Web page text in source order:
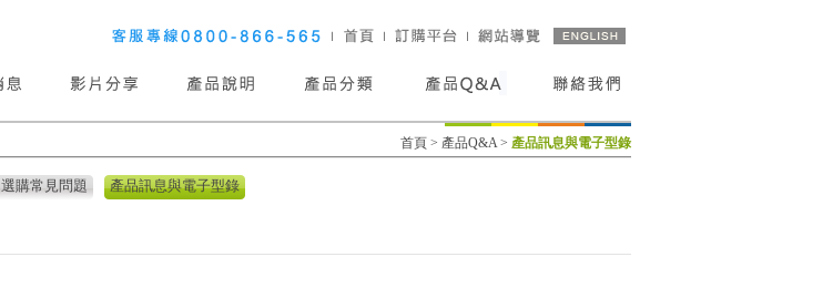
首頁 > 產品Q&A> 產品訊息與電子型錄
選購常見問題 產品訊息與電子型錄